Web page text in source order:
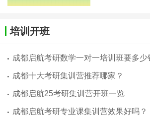
培训开班
成都启航考研数学一对一培训班要多少
成都十大考研集训营推荐哪家？
成都启航25考研集训营开班一览
成都启航考研专业课集训营效果好吗？